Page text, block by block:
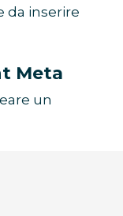
da inserire
Meta
un